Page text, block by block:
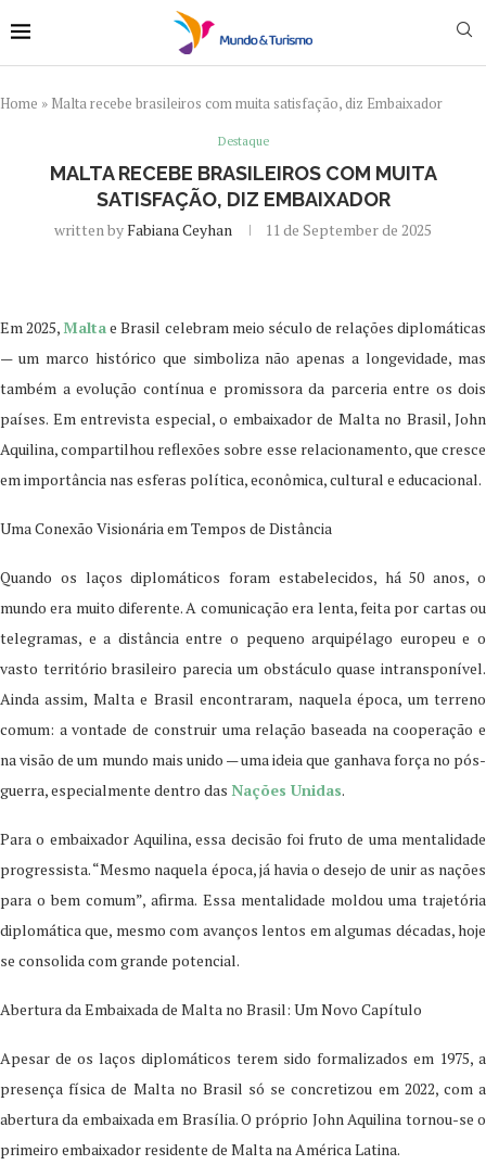
Home » Malta recebe brasileiros com muita satisfação, diz Embaixador
Destaque
MALTA RECEBE BRASILEIROS COM MUITA
SATISFAÇÃO, DIZ EMBAIXADOR
written byFabiana Ceyhan 11 de September de 2025
Em 2025,Maltae Brasil celebram meio século de relações diplomáticas
— um marco histórico que simboliza não apenas a longevidade, mas
também a evolução contínua e promissora da parceria entre os dois
países. Em entrevista especial, o embaixador de Malta no Brasil, John
Aquilina, compartilhou reflexões sobre esse relacionamento, que cresce
em importância nas esferas política, econômica, cultural e educacional.
Uma Conexão Visionária em Tempos de Distância
Quando os laços diplomáticos foram estabelecidos, há 50 anos, o
mundo era muito diferente. A comunicação era lenta, feita por cartas ou
telegramas, e a distância entre o pequeno arquipélago europeu e o
vasto território brasileiro parecia um obstáculo quase intransponível.
Ainda assim, Malta e Brasil encontraram, naquela época, um terreno
comum: a vontade de construir uma relação baseada na cooperação e
na visão de um mundo mais unido — uma ideia que ganhava força no pós-
guerra, especialmente dentro das Nações Unidas.
Para o embaixador Aquilina, essa decisão foi fruto de uma mentalidade
progressista. “Mesmo naquela época, já havia o desejo de unir as nações
para o bem comum”, afirma. Essa mentalidade moldou uma trajetória
diplomática que, mesmo com avanços lentos em algumas décadas, hoje
se consolida com grande potencial.
Abertura da Embaixada de Malta no Brasil: Um Novo Capítulo
Apesar de os laços diplomáticos terem sido formalizados em 1975, a
presença física de Malta no Brasil só se concretizou em 2022, com a
abertura da embaixada em Brasília. O próprio John Aquilina tornou-se o
primeiro embaixador residente de Malta na América Latina.